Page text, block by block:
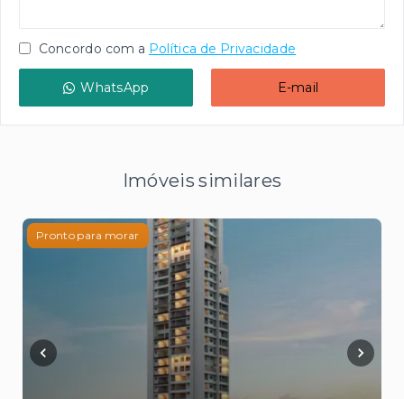
Concordo com a Política de Privacidade
WhatsApp E-mail
Imóveis similares
Pronto para morar